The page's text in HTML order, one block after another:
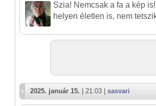
Szia! Nemcsak a fa a kép
helyen életlen is, nem
2025. január 15. | 21:03 | sasvari